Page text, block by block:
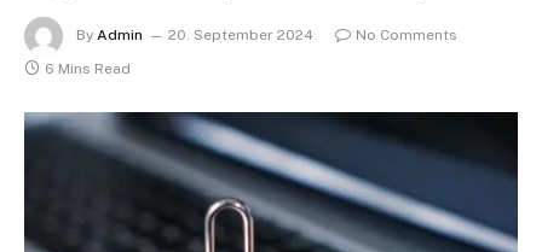
By Admin 20. September 2024
No Comments
6 Mins Read